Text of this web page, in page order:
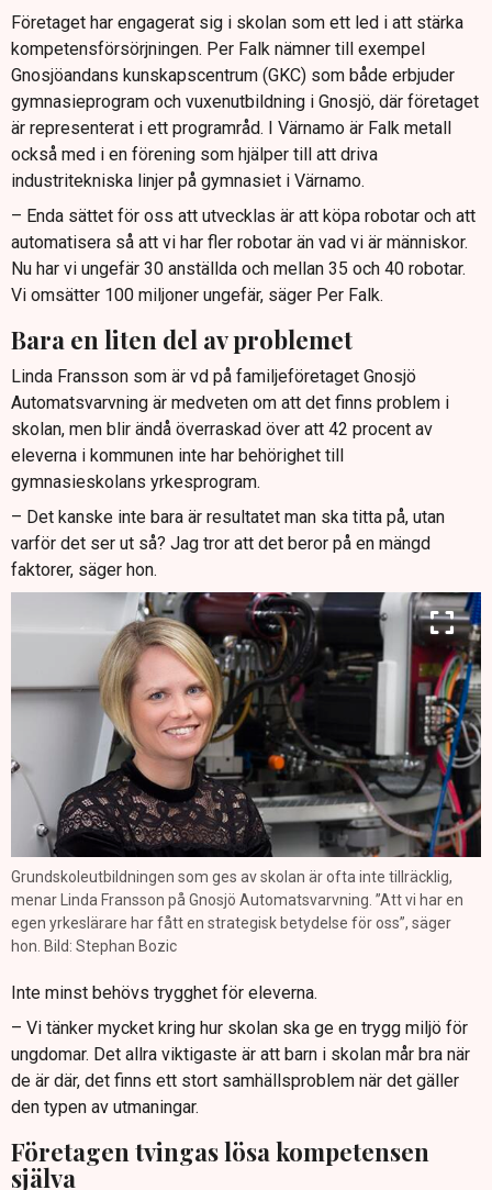
Företaget har engagerat sig i skolan som ett led i att stärka
kompetensförsörjningen. Per Falk nämner till exempel
Gnosjöandans kunskapscentrum (GKC) som både erbjuder
gymnasieprogram och vuxenutbildning i Gnosjö, där företaget
är representerat i ett programråd. I Värnamo är Falk metall
också med i en förening som hjälper till att driva
industritekniska linjer på gymnasiet i Värnamo.
– Enda sättet för oss att utvecklas är att köpa robotar och att
automatisera så att vi har fler robotar än vad vi är människor.
Nu har vi ungefär 30 anställda och mellan 35 och 40 robotar.
Vi omsätter 100 miljoner ungefär, säger Per Falk.
Bara en liten del av problemet
Linda Fransson som är vd på familjeföretaget Gnosjö
Automatsvarvning är medveten om att det finns problem i
skolan, men blir ändå överraskad över att 42 procent av
eleverna i kommunen inte har behörighet till
gymnasieskolans yrkesprogram.
– Det kanske inte bara är resultatet man ska titta på, utan
varför det ser ut så? Jag tror att det beror på en mängd
faktorer, säger hon.
Grundskoleutbildningen som ges av skolan är ofta inte tillräcklig,
menar Linda Fransson på Gnosjö Automatsvarvning. ”Att vi har en
egen yrkeslärare har fått en strategisk betydelse för oss”, säger
hon. Bild: Stephan Bozic
Inte minst behövs trygghet för eleverna.
– Vi tänker mycket kring hur skolan ska ge en trygg miljö för
ungdomar. Det allra viktigaste är att barn i skolan mår bra när
de är där, det finns ett stort samhällsproblem när det gäller
den typen av utmaningar.
Företagen tvingas lösa kompetensen
själva